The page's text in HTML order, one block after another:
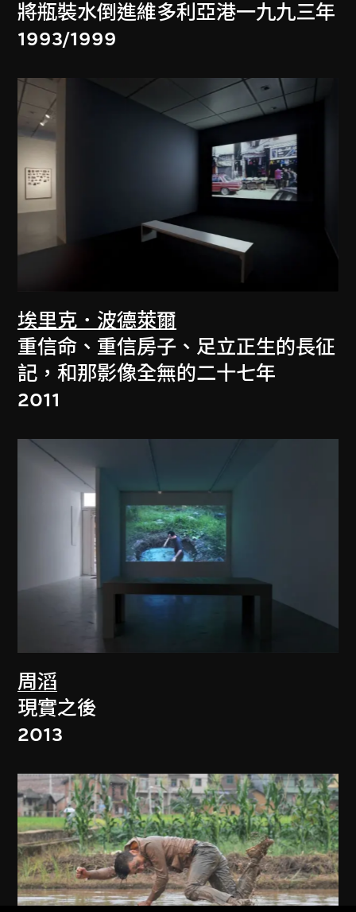
將瓶裝水倒進維多利亞港一九九三年
1993/1999
埃里克．波德萊爾
重信命、重信房子、足立正生的長征
記，和那影像全無的二十七年
2011
周滔
現實之後
2013